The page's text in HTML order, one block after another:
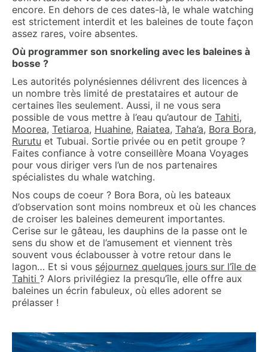
encore. En dehors de ces dates-là, le whale watching
est strictement interdit et les baleines de toute façon
assez rares, voire absentes.
Où programmer son snorkeling avec les baleines à
bosse ?
Les autorités polynésiennes délivrent des licences à
un nombre très limité de prestataires et autour de
certaines îles seulement. Aussi, il ne vous sera
possible de vous mettre à l’eau qu’autour de Tahiti,
Moorea, Tetiaroa, Huahine, Raiatea, Taha’a, Bora Bora,
Rurutu et Tubuai. Sortie privée ou en petit groupe ?
Faites confiance à votre conseillère Moana Voyages
pour vous diriger vers l’un de nos partenaires
spécialistes du whale watching.
Nos coups de coeur ? Bora Bora, où les bateaux
d’observation sont moins nombreux et où les chances
de croiser les baleines demeurent importantes.
Cerise sur le gâteau, les dauphins de la passe ont le
sens du show et de l’amusement et viennent très
souvent vous éclabousser à votre retour dans le
lagon… Et si vous séjournez quelques jours sur l’île de
Tahiti ? Alors privilégiez la presqu’île, elle offre aux
baleines un écrin fabuleux, où elles adorent se
prélasser !